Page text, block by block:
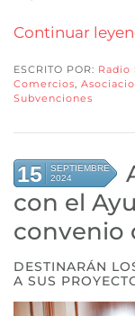
Continuar
ESCRITO POR: Radio
Comercios
Subvenciones
15
SEPTIEMBRE
2024
con el
convenio
DESTINARÁN
A SUS